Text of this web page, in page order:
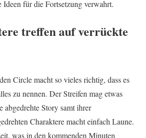
Ideen für die Fortsetzung verwahrt.
treffen auf verrückte
Circle macht so vieles richtig, dass es
zu nennen. Der Streifen mag etwas
abgedrehte Story samt ihrer
Charaktere macht einfach Laune.
was in den kommenden Minuten